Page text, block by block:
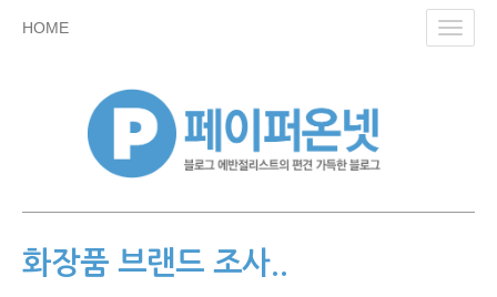
HOME
화장품 브랜드 조사..